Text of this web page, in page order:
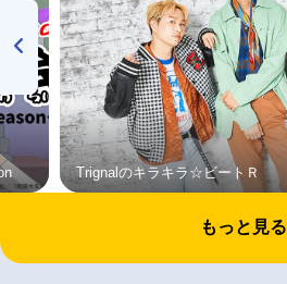
Trignalのキラキラ☆ビートＲ
もっと見る